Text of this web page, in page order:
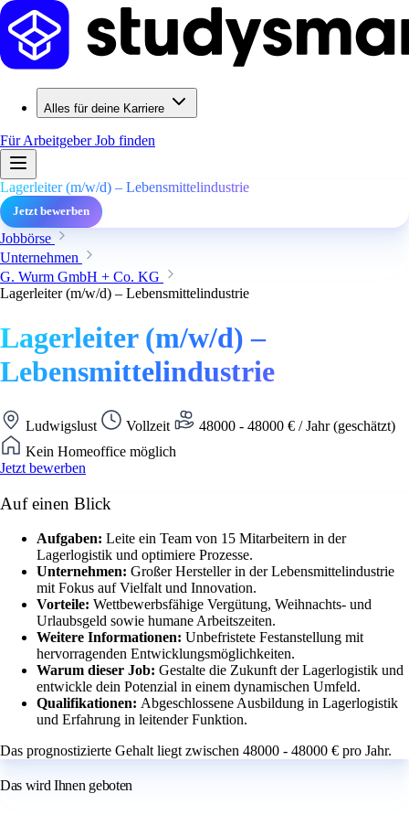
Alles für deine Karriere
Für ArbeitgeberJob finden
Lagerleiter (m/w/d) – Lebensmittelindustrie
Jetzt bewerben
Jobbörse
Unternehmen
G. Wurm GmbH + Co. KG
Lagerleiter (m/w/d) – Lebensmittelindustrie
Lagerleiter (m/w/d) –
Lebensmittelindustrie
Ludwigslust Vollzeit
48000 - 48000 € / Jahr (geschätzt)
Kein Homeoffice möglich
Jetzt bewerben
Auf einen Blick
Aufgaben: Leite ein Team von 15 Mitarbeitern in der
Lagerlogistik und optimiere Prozesse.
Unternehmen: Großer Hersteller in der Lebensmittelindustrie
mit Fokus auf Vielfalt und Innovation.
Vorteile: Wettbewerbsfähige Vergütung, Weihnachts- und
Urlaubsgeld sowie humane Arbeitszeiten.
Weitere Informationen: Unbefristete Festanstellung mit
hervorragenden Entwicklungsmöglichkeiten.
Warum dieser Job: Gestalte die Zukunft der Lagerlogistik und
entwickle dein Potenzial in einem dynamischen Umfeld.
Qualifikationen: Abgeschlossene Ausbildung in Lagerlogistik
und Erfahrung in leitender Funktion.
Das prognostizierte Gehalt liegt zwischen 48000 - 48000 € pro Jahr.
Das wird Ihnen geboten